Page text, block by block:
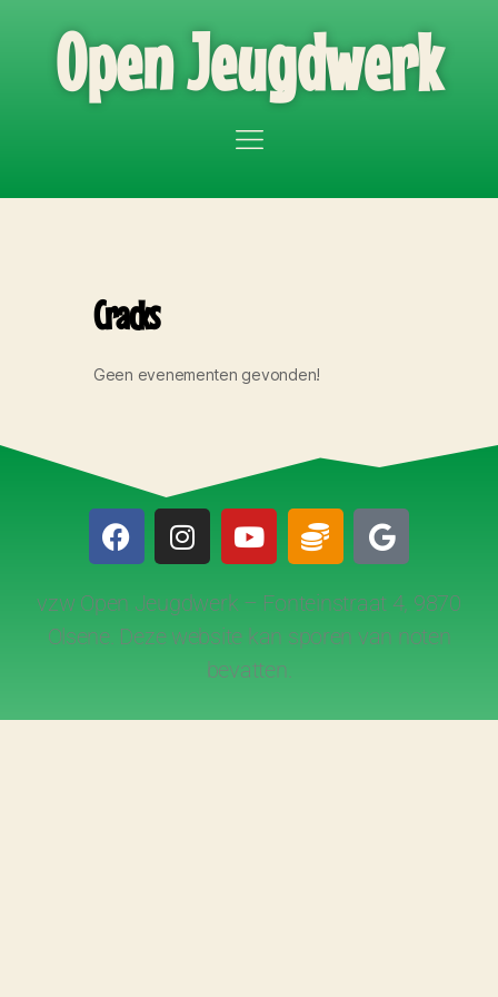
Open Jeugdwerk
Cracks
Geen evenementen gevonden!
vzw Open Jeugdwerk – Fonteinstraat 4, 9870
Olsene. Deze website kan sporen van noten
bevatten.